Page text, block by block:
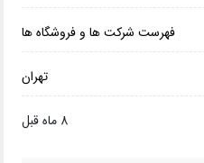
فهرست شرکت ها و فروشگاه ها
تهران
8 ماه قبل